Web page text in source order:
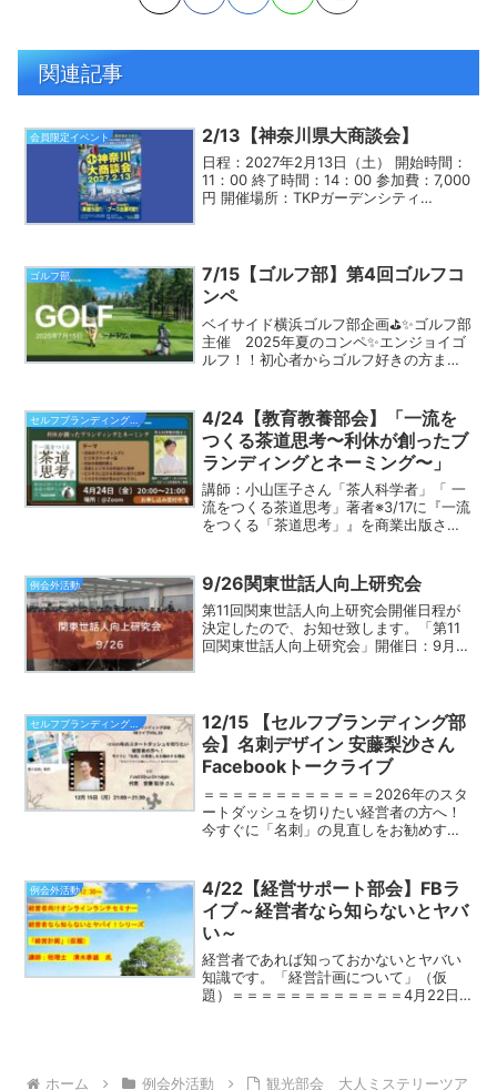
関連記事
会員限定イベント 2/13【神奈川県大商談会】
日程：2027年2月13日（土） 開始時間：
11：00 終了時間：14：00 参加費：7,000
円 開催場所：TKPガーデンシティ
ゴルフ部
7/15【ゴルフ部】第4回ゴルフコ
ンペ
ベイサイド横浜ゴルフ部企画⛳️✨ゴルフ部
主催 2025年夏のコンペ✨エンジョイゴ
ルフ！！初心者からゴルフ好きの方ま
✨交流が深まりビジネスに繋がるかも⁈
【日程】7/15（火...
4/24【教育教養部会】「一流を
つくる茶道思考〜利休が創ったブ
ランディングとネーミング〜」
講師：小山匡子さん「茶人科学者」「 一
流をつくる茶道思考」著者※3/17に『一流
をつくる「茶道思考」』を商業出版され
して頂きます。◇日程：2026年4月24日
（金）◇開...
例会外活動 9/26関東世話人向上研究会
第11回関東世話人向上研究会開催日程が
決定したので、お知せ致します。「第11
回関東世話人向上研究会」開催日：9月
セルフブランディング部会
12/15 【セルフブランディング部
会】名刺デザイン 安藤梨沙さん
Facebookトークライブ
＝＝＝＝＝＝＝＝＝＝＝＝2026年のスタ
ートダッシュを切りたい経営者の方へ！
今すぐに「名刺」の見直しをお勧めする
＝＝＝＝＝＝12月15日(月)セルフブラン
ディング部会F...
例会外活動
4/22【経営サポート部会】FBラ
イブ～経営者なら知らないとヤバ
い～
経営者であれば知っておかないとヤバい
知識です。「経営計画について」（仮
題）＝＝＝＝＝＝＝＝＝＝＝＝4月22日
ホーム
例会外活動 観光部会 大人ミステリーツア